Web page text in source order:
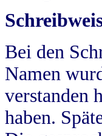
Bei den
Namen
verstanden
haben.